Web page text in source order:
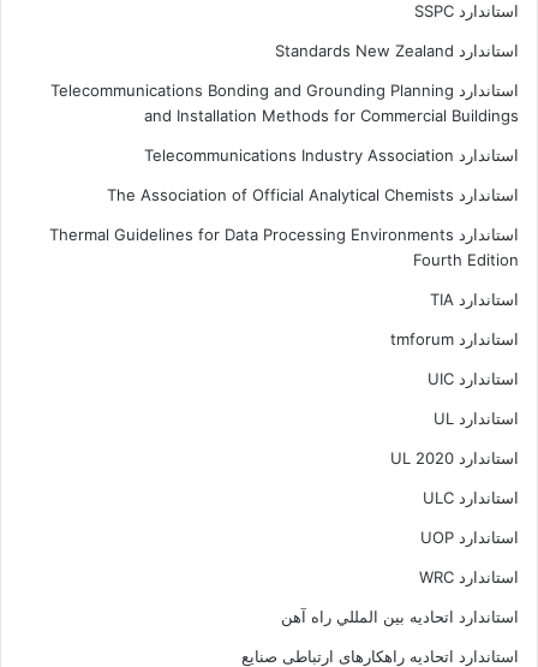
استاندارد SSPC
استاندارد Standards New Zealand
استاندارد Telecommunications Bonding and Grounding Planning
and Installation Methods for Commercial Buildings
استاندارد Telecommunications Industry Association
استاندارد The Association of Official Analytical Chemists
استاندارد Thermal Guidelines for Data Processing Environments
Fourth Edition
استاندارد TIA
استاندارد tmforum
استاندارد UIC
استاندارد UL
استاندارد UL 2020
استاندارد ULC
استاندارد UOP
استاندارد WRC
استاندارد اتحاديه بين المللي راه آهن
استاندارد اتحادیه راهکارهای ارتباطی صنایع